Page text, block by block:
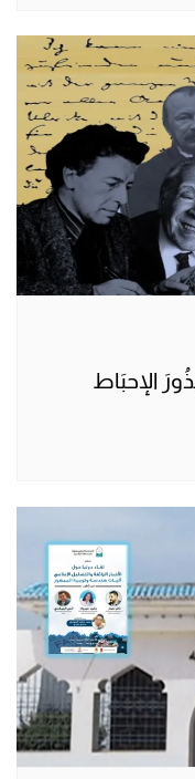
الإحبَاط